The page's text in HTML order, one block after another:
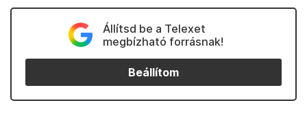
Állítsd be a Telexet
megbízható forrásnak!
Beállítom